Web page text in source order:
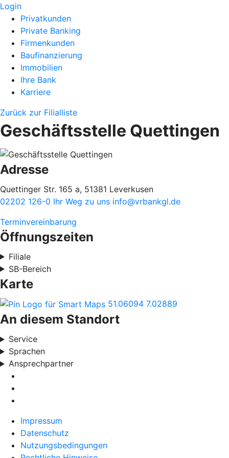
Login
Privatkunden
Private Banking
Firmenkunden
Baufinanzierung
Immobilien
Ihre Bank
Karriere
Zurück zur Filialliste
Geschäftsstelle Quettingen
Adresse
Quettinger Str. 165 a, 51381 Leverkusen
02202 126-0 Ihr Weg zu uns info@vrbankgl.de
Terminvereinbarung
Öffnungszeiten
Filiale
SB-Bereich
Karte
51.06094 7.02889
An diesem Standort
Service
Sprachen
Ansprechpartner
Impressum
Datenschutz
Nutzungsbedingungen